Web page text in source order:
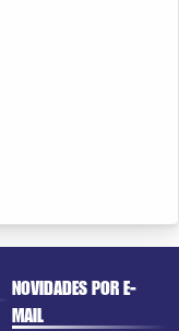
NOVIDADES POR E-
MAIL